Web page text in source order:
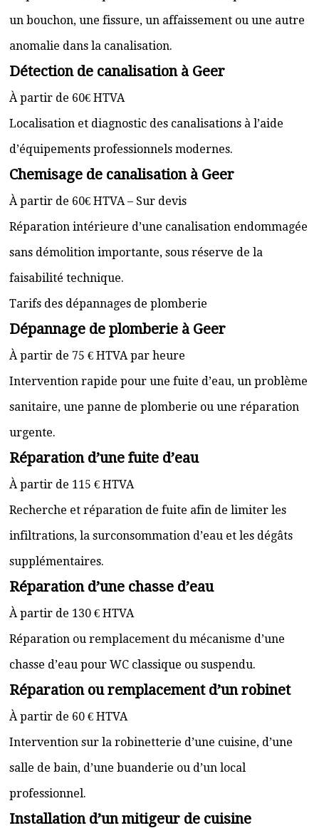
un bouchon, une fissure, un affaissement ou une autre
anomalie dans la canalisation.
Détection de canalisation à Geer
À partir de 60€ HTVA
Localisation et diagnostic des canalisations à l’aide
d’équipements professionnels modernes.
Chemisage de canalisation à Geer
À partir de 60€ HTVA – Sur devis
Réparation intérieure d’une canalisation endommagée
sans démolition importante, sous réserve de la
faisabilité technique.
Tarifs des dépannages de plomberie
Dépannage de plomberie à Geer
À partir de 75 € HTVA par heure
Intervention rapide pour une fuite d’eau, un problème
sanitaire, une panne de plomberie ou une réparation
urgente.
Réparation d’une fuite d’eau
À partir de 115 € HTVA
Recherche et réparation de fuite afin de limiter les
infiltrations, la surconsommation d’eau et les dégâts
supplémentaires.
Réparation d’une chasse d’eau
À partir de 130 € HTVA
Réparation ou remplacement du mécanisme d’une
chasse d’eau pour WC classique ou suspendu.
Réparation ou remplacement d’un robinet
À partir de 60 € HTVA
Intervention sur la robinetterie d’une cuisine, d’une
salle de bain, d’une buanderie ou d’un local
professionnel.
Installation d’un mitigeur de cuisine